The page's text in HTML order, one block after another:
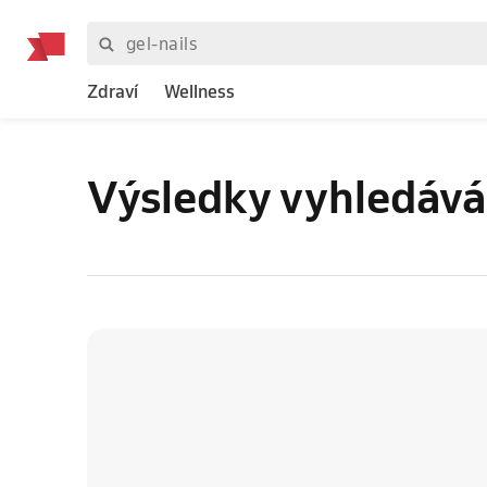
Zdraví Wellness
Výsledky